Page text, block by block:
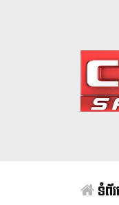
ទំព័